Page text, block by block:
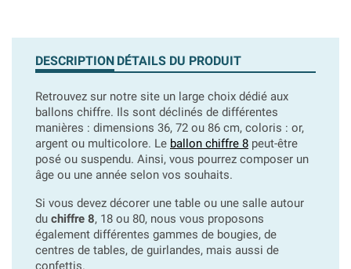
DESCRIPTION DÉTAILS DU PRODUIT
Retrouvez sur notre site un large choix dédié aux
ballons chiffre. Ils sont déclinés de différentes
manières : dimensions 36, 72 ou 86 cm, coloris : or,
argent ou multicolore. Le ballon chiffre 8 peut-être
posé ou suspendu. Ainsi, vous pourrez composer un
âge ou une année selon vos souhaits.
Si vous devez décorer une table ou une salle autour
du chiffre 8, 18 ou 80, nous vous proposons
également différentes gammes de bougies, de
centres de tables, de guirlandes, mais aussi de
confettis.